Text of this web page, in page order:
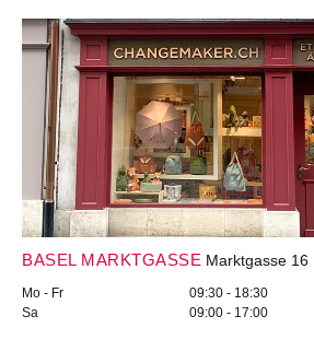
BASEL MARKTGASSE Marktgasse 16
Mo - Fr
09:30 - 18:30
Sa
09:00 - 17:00